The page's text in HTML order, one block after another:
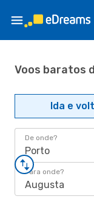
Voos baratos
Ida e
De onde?
Porto
Para onde?
Augusta